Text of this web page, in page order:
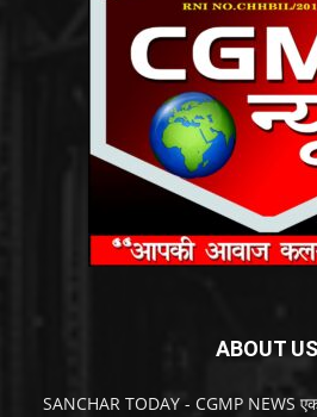
ABOUT US
SANCHAR TODAY - CGMP NEWS